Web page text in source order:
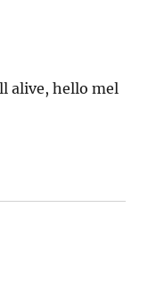
alive, hello mel